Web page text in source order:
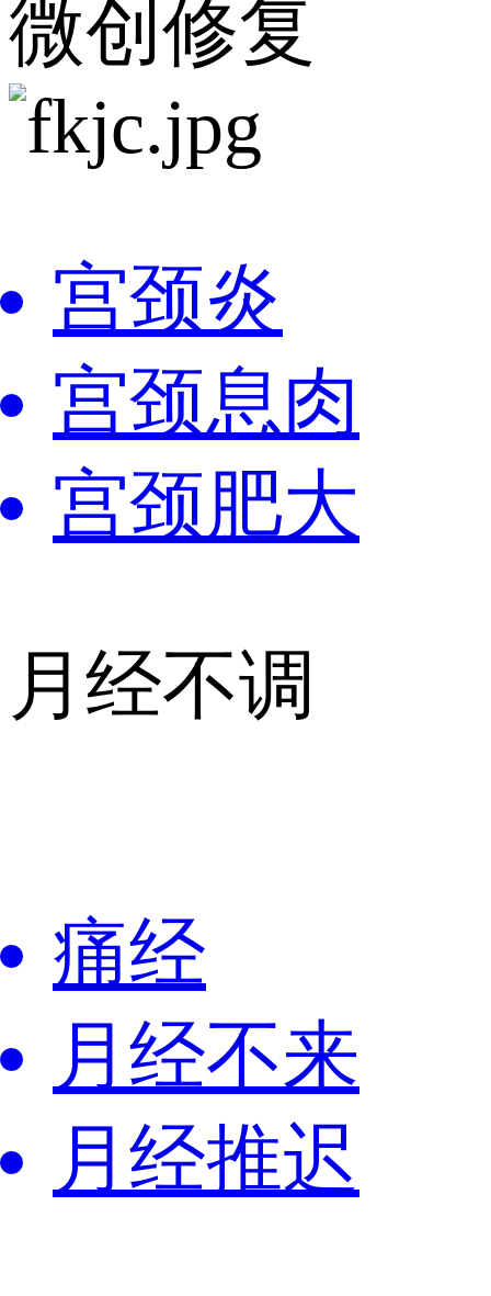
微创修复
宫颈炎
宫颈息肉
宫颈肥大
月经不调
痛经
月经不来
月经推迟